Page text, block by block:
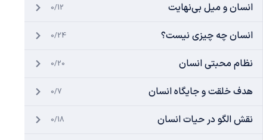
انسان و میل بی‌نهایت 0/12
انسان چه چیزی نیست؟ 0/24
نظام محبتی انسان 0/20
هدف خلقت و جایگاه انسان 0/7
نقش الگو در حیات انسان 0/18